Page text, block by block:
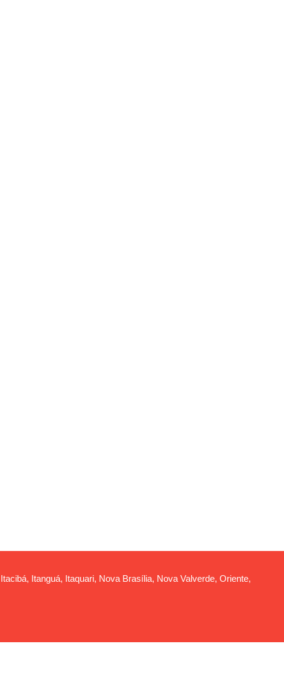
Itanguá, Itaquari, Nova Brasília, Nova Valverde, Oriente,